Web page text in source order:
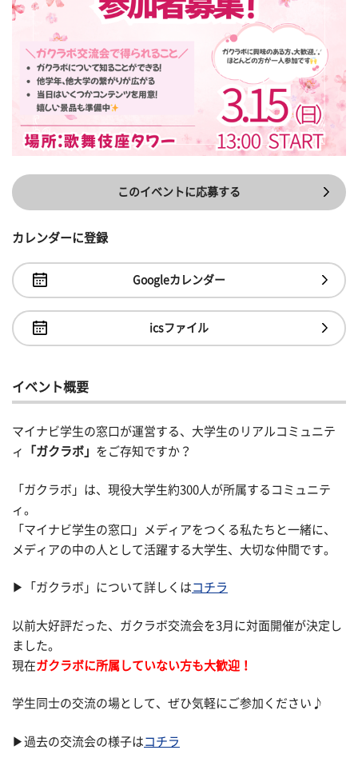
このイベントに応募する
カレンダーに登録
Googleカレンダー
icsファイル
イベント概要
マイナビ学生の窓口が運営する、大学生のリアルコミュニテ
ィ
「ガクラボ」 をご存知ですか？
「ガクラボ」は、現役大学生約300人が所属するコミュニテ
ィ。
「マイナビ学生の窓口」メディアをつくる私たちと一緒に、
メディアの中の人として活躍する大学生、大切な仲間です。
▶「ガクラボ」について詳しくは コチラ
以前大好評だった、ガクラボ交流会を3月に対面開催が決定し
ました。
現在ガクラボに所属していない方も大歓迎！
学生同士の交流の場として、ぜひ気軽にご参加ください♪
▶過去の交流会の様子は コチラ